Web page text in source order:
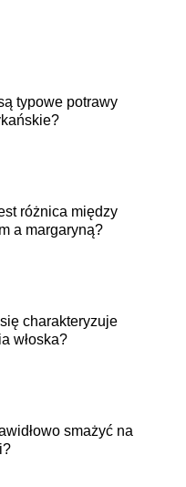
typowe potrawy
różnica między
a margaryną?
charakteryzuje
włoska?
smażyć na